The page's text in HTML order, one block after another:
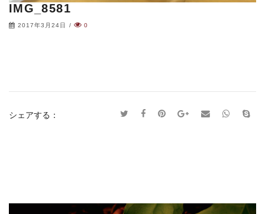
IMG_8581
2017年3月24日 / 0
シェアする：